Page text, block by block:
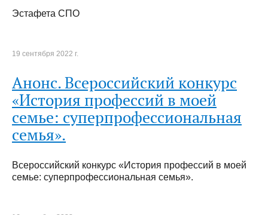
Эстафета СПО
19 сентября 2022 г.
Анонс. Всероссийский конкурс
«История профессий в моей
семье: суперпрофессиональная
семья».
Всероссийский конкурс «История профессий в моей
семье: суперпрофессиональная семья».